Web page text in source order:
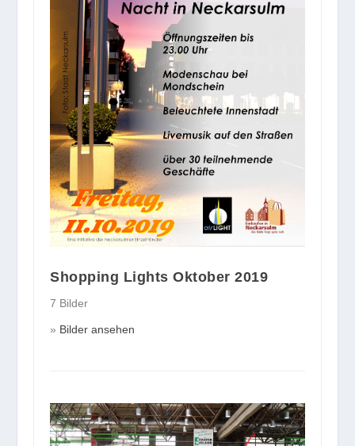
Shopping Lights Oktober 2019
7 Bilder
Bilder ansehen